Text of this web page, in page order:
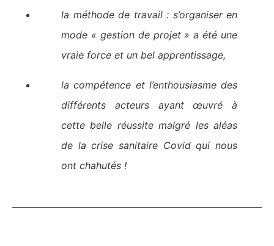
la méthode de travail : s’organiser en
mode « gestion de projet » a été une
vraie force et un bel apprentissage,
la compétence et l’enthousiasme des
différents acteurs ayant œuvré à
cette belle réussite malgré les aléas
de la crise sanitaire Covid qui nous
ont chahutés !